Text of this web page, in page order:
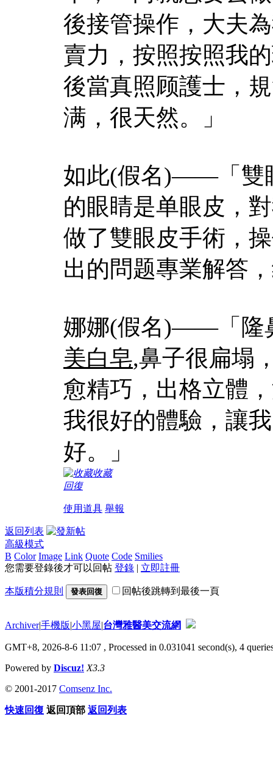
後接管操作，大夫
賣力，按照按照我
後當真照顾護士，
满，很天然。」
如此(假名)——「雙
的眼睛是单眼皮，
做了雙眼皮手術，
出的問题專業解答
娜娜(假名)——「隆
美白皂,鼻子很扁塌
愈精巧，出格立體
我很好的體驗，讓
好。」
收藏
回復
使用道具 舉報
返回列表
高級模式
B Color Image Link Quote Code Smilies
您需要登錄後才可以回帖 登錄 | 立即註冊
本版積分規則 發表回復 回帖後跳轉到最後一頁
Archiver|手機版|小黑屋|台灣雅醫美交流網
GMT+8, 2026-8-6 11:07 , Processed in 0.031041 second(s), 4
Powered by Discuz! X3.3
© 2001-2017 Comsenz Inc.
快速回復 返回頂部 返回列表